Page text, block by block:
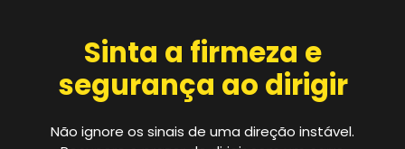
Sinta a firmeza e
segurança ao dirigir
Não ignore os sinais de uma direção instável.